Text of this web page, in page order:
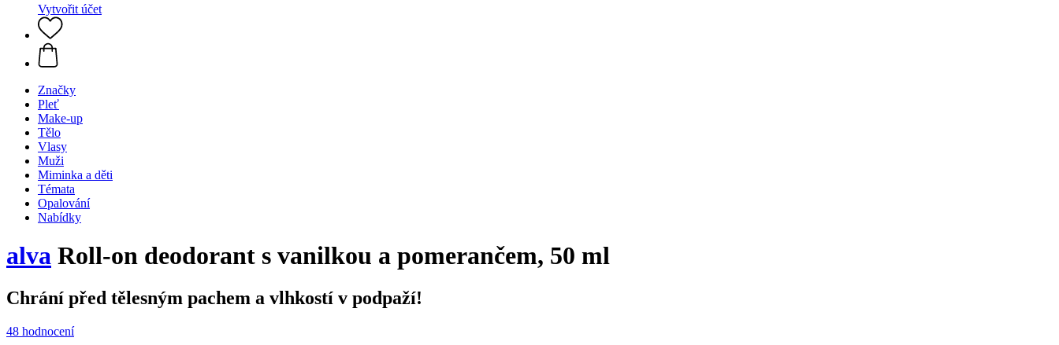
Vytvořit účet
Značky
Pleť
Make-up
Tělo
Vlasy
Muži
Miminka a děti
Témata
Opalování
Nabídky
alva Roll-on deodorant s vanilkou a pomerančem, 50 ml
Chrání před tělesným pachem a vlhkostí v podpaží!
48 hodnocení